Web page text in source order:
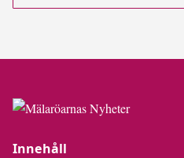
Innehåll